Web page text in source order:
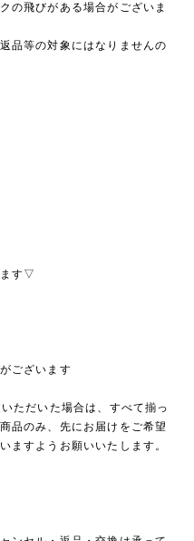
の飛びがある場合がございま
品等の対象にはなりませんの
す▽
ございます
ただいた場合は、すべて揃っ
品のみ、先にお届けをご希望
ますようお願いいたします。